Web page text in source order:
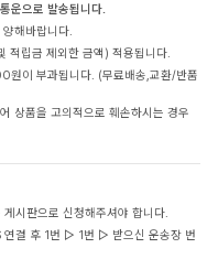
운으로 발송됩니다.
해바랍니다.
적립금 제외한 금액) 적용됩니다.
원이 부과됩니다. (무료배송,교환/반품
상품을 고의적으로 훼손하시는 경우
시판으로 신청해주셔야 합니다.
결 후 1번 ▷ 1번 ▷ 받으신 운송장 번